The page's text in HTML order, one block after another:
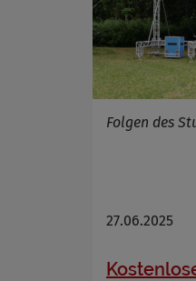
Folgen des
27.06.2025